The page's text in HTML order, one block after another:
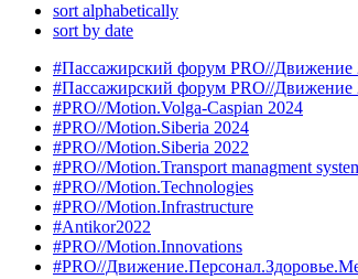
sort alphabetically
sort by date
#Пассажирский форум PRO//Движение
#Пассажирский форум PRO//Движение
#PRO//Motion.Volga-Caspian 2024
#PRO//Motion.Siberia 2024
#PRO//Motion.Siberia 2022
#PRO//Motion.Transport managment
#PRO//Motion.Technologies
#PRO//Motion.Infrastructure
#Antikor2022
#PRO//Motion.Innovations
#PRO//